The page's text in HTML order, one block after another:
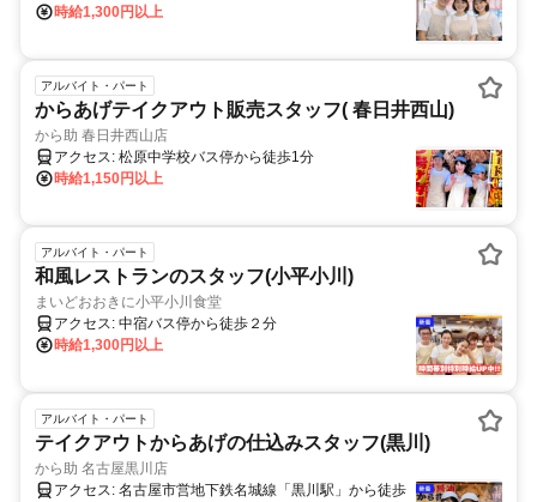
時給1,300円以上
アルバイト・パート
からあげテイクアウト販売スタッフ( 春日井西山)
から助 春日井西山店
時給1,150円以上
アクセス: 松原中学校バス停から徒歩1分
アルバイト・パート
和風レストランのスタッフ(小平小川)
まいどおおきに小平小川食堂
時給1,300円以上
アクセス: 中宿バス停から徒歩２分
アルバイト・パート
テイクアウトからあげの仕込みスタッフ(黒川)
から助 名古屋黒川店
アクセス: 名古屋市営地下鉄名城線「黒川駅」から徒歩